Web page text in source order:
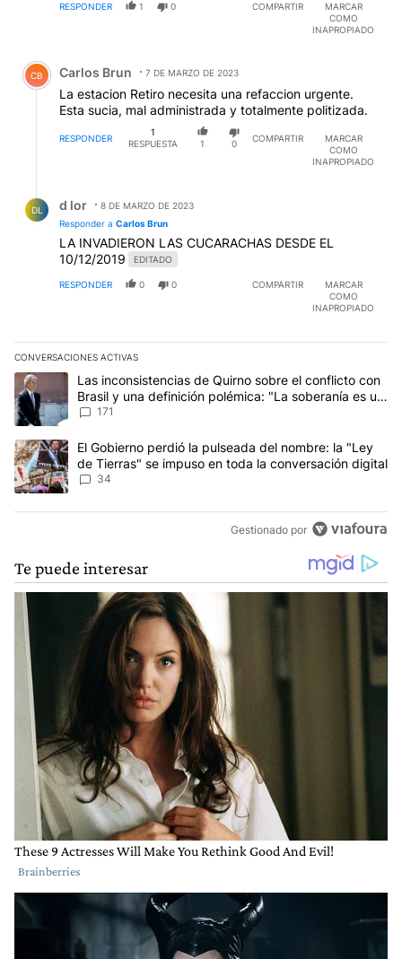
pongan en algún centro porque en definitava quieren
trabajar. 3-Con la misma celeridad que desalojan a los
RESPONDER 1 0 COMPARTIR
MARCAR
COMO
INAPROPIADO
Comentario de Carlos Brun.
CB Carlos Brun 7 DE MARZO DE 2023
La estacion Retiro necesita una refaccion urgente.
Esta sucia, mal administrada y totalmente politizada.
RESPONDER
1
RESPUESTA
1 0
COMPARTIR
MARCAR
COMO
INAPROPIADO
DL d lor
8 DE MARZO DE 2023
Responder a Carlos Brun
LA INVADIERON LAS CUCARACHAS DESDE EL
10/12/2019
EDITADO
RESPONDER 0 0 COMPARTIR
MARCAR
COMO
INAPROPIADO
CONVERSACIONES ACTIVAS
Este listado muestra los artículos con más comentarios en los
Un artículo de tendencia con el título "Las inconsistencias de
Las inconsistencias de Quirno sobre el conflicto con
Brasil y una definición polémica: "La soberanía es un
concepto antiguo"
171
Un artículo de tendencia con el título "El Gobierno perdió la
El Gobierno perdió la pulseada del nombre: la "Ley
de Tierras" se impuso en toda la conversación digital
34
Gestionado por